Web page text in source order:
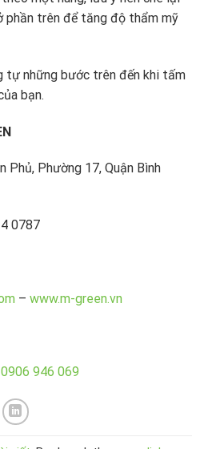
phần trên để tăng độ thẩm mỹ
tự những bước trên đến khi tấm
bạn.
Phường 17, Quận Bình
0787
– www.m-green.vn
0906 946 069